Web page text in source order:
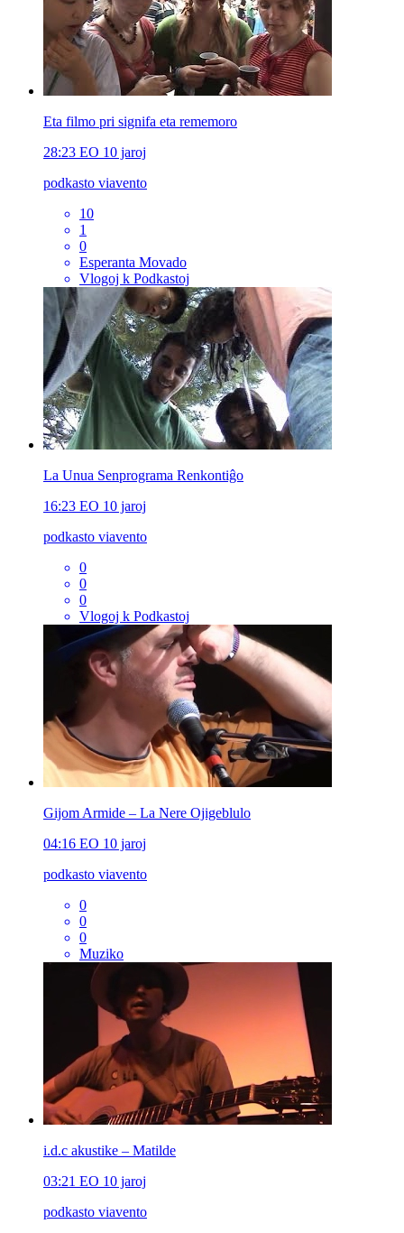
Eta filmo pri signifa eta rememoro
28:23 EO 10 jaroj
podkasto viavento
10
1
0
Esperanta Movado
Vlogoj k Podkastoj
La Unua Senprograma Renkontiĝo
16:23 EO 10 jaroj
podkasto viavento
0
0
0
Vlogoj k Podkastoj
Gijom Armide – La Nere Ojigeblulo
04:16 EO 10 jaroj
podkasto viavento
0
0
0
Muziko
i.d.c akustike – Matilde
03:21 EO 10 jaroj
podkasto viavento